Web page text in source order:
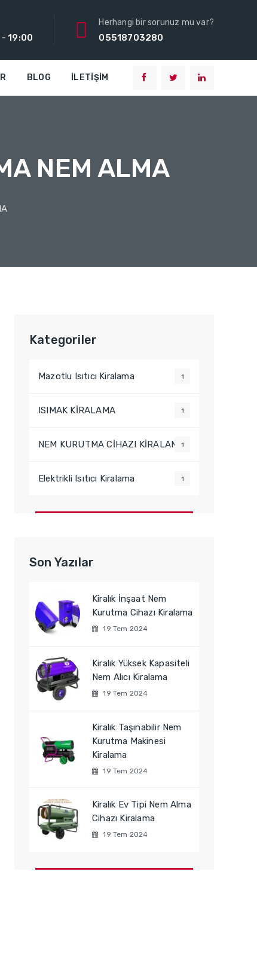
19:00
Herhangi bir sorunuz mu var?
05518703280
BLOG İLETIŞIM
NEM ALMA
Kategoriler
Mazotlu Isıtıcı Kiralama 1
ISIMAK KİRALAMA 1
NEM KURUTMA CİHAZI KİRALAMA1
Elektrikli Isıtıcı Kiralama 1
Son Yazılar
Kiralık İnşaat Nem
Kurutma Cihazı Kiralama
19 Tem 2024
Kiralık Yüksek Kapasiteli
Nem Alıcı Kiralama
19 Tem 2024
Kiralık Taşınabilir Nem
Kurutma Makinesi
Kiralama
19 Tem 2024
Kiralık Ev Tipi Nem Alma
Cihazı Kiralama
19 Tem 2024